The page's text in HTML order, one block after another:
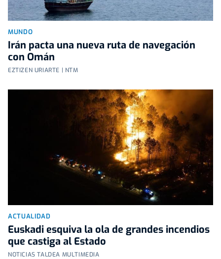
MUNDO
Irán pacta una nueva ruta de navegación
con Omán
EZTIZEN URIARTE | NTM
ACTUALIDAD
Euskadi esquiva la ola de grandes incendios
que castiga al Estado
NOTICIAS TALDEA MULTIMEDIA